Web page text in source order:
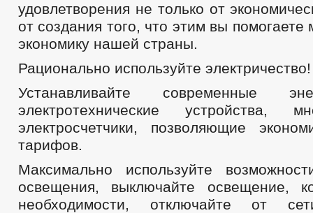
удовлетворения не только от
от создания того, что этим вы помогаете
экономику нашей страны.
Рационально используйте электричество!
Устанавливайте современные
электротехнические устройства,
электросчетчики, позволяющие
тарифов.
Максимально используйте
освещения, выключайте освещение,
необходимости, отключайте от